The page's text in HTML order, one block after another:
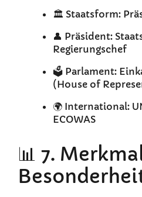
🏛️ Staatsform:
👤 Präsident:
Regierungschef
🗳️ Parlament:
(House of
🌍 International:
ECOWAS
📊 7.